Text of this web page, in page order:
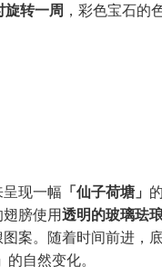
旋转一周 ，彩色宝石的
呈现一幅 「仙子荷塘」
膀使用透明的玻璃珐
图案。随着时间前进，
的自然变化。